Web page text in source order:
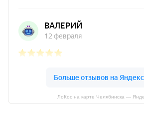
ЛоКос на карте Челябинска —